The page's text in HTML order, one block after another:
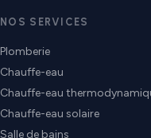
NOS SERVICES
Plomberie
Chauffe-eau
Chauffe-eau
Chauffe-eau solaire
Salle de bains